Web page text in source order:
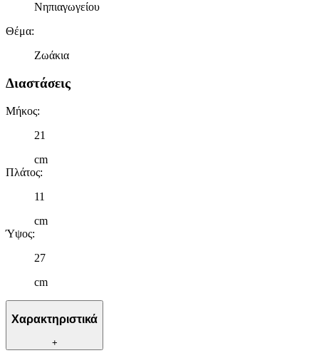
Νηπιαγωγείου
Θέμα:
Ζωάκια
Διαστάσεις
Μήκος:
21
cm
Πλάτος:
11
cm
Ύψος:
27
cm
Χαρακτηριστικά
+